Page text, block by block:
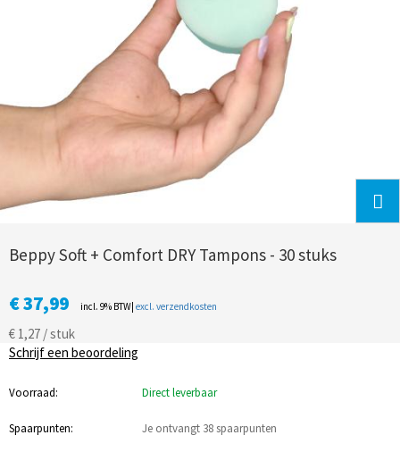
Beppy Soft + Comfort DRY Tampons - 30 stuks
€ 37,99 incl. 9% BTW| excl. verzendkosten
€ 1,27 / stuk
Schrijf een beoordeling
Voorraad: Direct leverbaar
Spaarpunten: Je ontvangt 38 spaarpunten